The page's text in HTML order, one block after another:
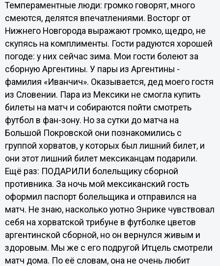
Темпераментные люди: громко говорят, много
смеются, делятся впечатлениями. Восторг от
Нижнего Новгорода выражают громко, щедро, не
скупясь на комплименты. Гости радуются хорошей
погоде: у них сейчас зима. Мои гости болеют за
сборную Аргентины. У пары из Аргентины -
фамилия «Иванчич». Оказывается, дед моего гостя
из Словении. Пара из Мексики не смогла купить
билеты на матч и собираются пойти смотреть
футбол в фан-зону. Но за сутки до матча на
Большой Покровской они познакомились с
группой хорватов, у которых был лишний билет, и
они этот лишний билет мексиканцам подарили.
Ещё раз: ПОДАРИЛИ болельщику сборной
противника. За ночь мой мексиканский гость
оформил паспорт болельщика и отправился на
матч. Не знаю, насколько уютно Энрике чувствовал
себя на хорватской трибуне в футболке цветов
аргентинской сборной, но он вернулся живым и
здоровым. Мы же с его подругой Итцель смотрели
матч дома. По её словам, она не очень любит